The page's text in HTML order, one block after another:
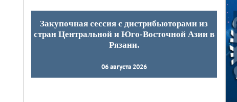
Закупочная сессия с дистрибьюторами из
стран Центральной и Юго-Восточной Азии в
Рязани.
06 августа 2026